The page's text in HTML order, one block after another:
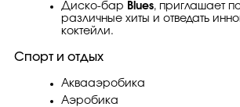
Диско-бар Blues, приглашает
различные хиты и отведать
коктейли.
Спорт и отдых
Аквааэробика
Аэробика